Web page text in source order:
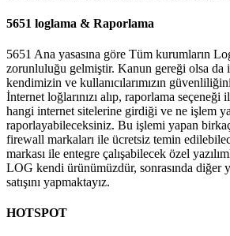
5651 loglama & Raporlama
5651 Ana yasasına göre Tüm kurumların
zorunluluğu gelmiştir. Kanun gereği olsa
kendimizin ve kullanıcılarımızın
İnternet loğlarınızı alıp, raporlama seçeneği
hangi internet sitelerine girdiği ve ne işlem
raporlayabileceksiniz. Bu işlemi yapan birkaç
firewall markaları ile ücretsiz temin
markası ile entegre çalışabilecek özel
LOG kendi ürünümüzdür, sonrasında diğer
satışını yapmaktayız.
HOTSPOT